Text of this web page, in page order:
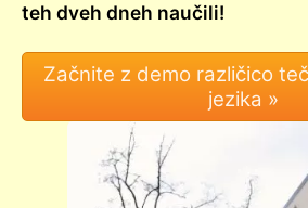
teh dveh dneh naučili!